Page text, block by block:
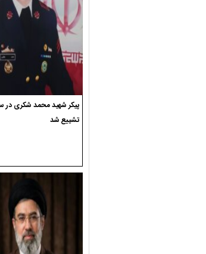
پیکر شهید محمد شکری در
تشییع شد